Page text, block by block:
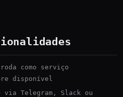
como serviço
disponível
via Telegram, Slack ou